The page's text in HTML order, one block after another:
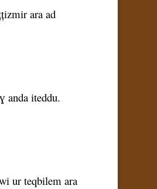
ara ad
anda iteddu.
ur teqbilem ara